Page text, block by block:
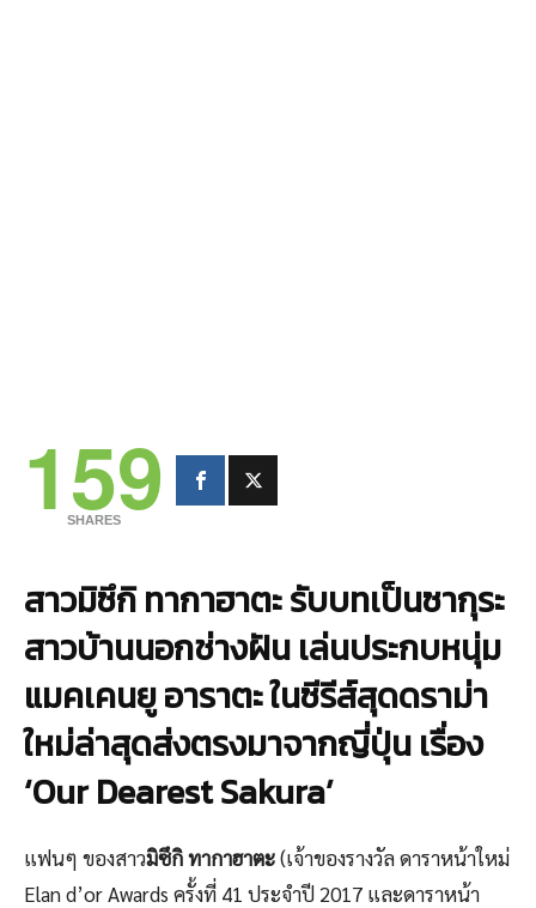
159
SHARES
สาวมิซึกิ ทากาฮาตะ รับบทเป็นซากุระ
สาวบ้านนอกช่างฝัน เล่นประกบหนุ่ม
แมคเคนยู อาราตะ ในซีรีส์สุดดราม่า
ใหม่ล่าสุดส่งตรงมาจากญี่ปุ่น เรื่อง
‘Our Dearest Sakura’
แฟนๆ ของสาวมิซึกิ ทากาฮาตะ(เจ้าของรางวัล ดาราหน้าใหม่
Elan d’or Awards ครั้งที่ 41 ประจำปี 2017 และดาราหน้า